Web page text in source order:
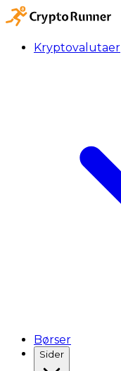
Kryptovalutaer
Børser
Sider